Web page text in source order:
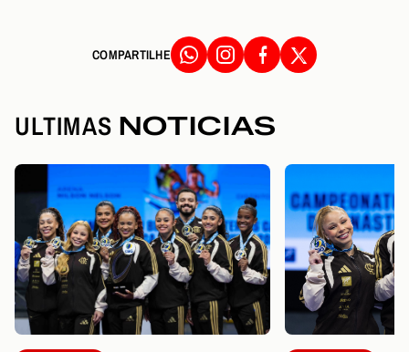
COMPARTILHE
ULTIMAS NOTICIAS